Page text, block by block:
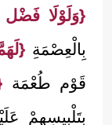
{وَلَوْلَا فَضْل
بِالْعِصْمَةِ
قَوْم طُعْمَة
بِتَلْبِيسِهِمْ